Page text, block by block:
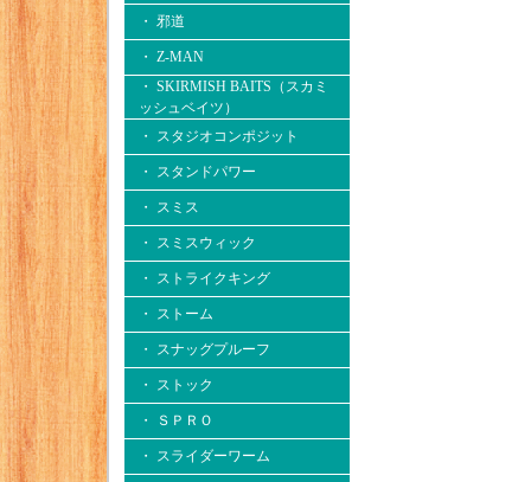
・ 邪道
・ Z-MAN
・ SKIRMISH BAITS（スカミ
ッシュベイツ）
・ スタジオコンポジット
・ スタンドパワー
・ スミス
・ スミスウィック
・ ストライクキング
・ ストーム
・ スナッグプルーフ
・ ストック
・ ＳＰＲＯ
・ スライダーワーム